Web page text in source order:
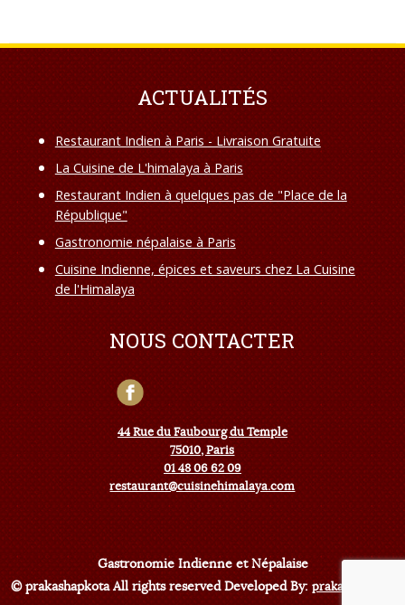
ACTUALITÉS
Restaurant Indien à Paris - Livraison Gratuite
La Cuisine de L'himalaya à Paris
Restaurant Indien à quelques pas de "Place de la
République"
Gastronomie népalaise à Paris
Cuisine Indienne, épices et saveurs chez La Cuisine
de l'Himalaya
NOUS CONTACTER
44 Rue du Faubourg du Temple
75010, Paris
01 48 06 62 09
restaurant@cuisinehimalaya.com
Gastronomie Indienne et Népalaise
© prakashapkota All rights reserved Developed By:prakashapkota